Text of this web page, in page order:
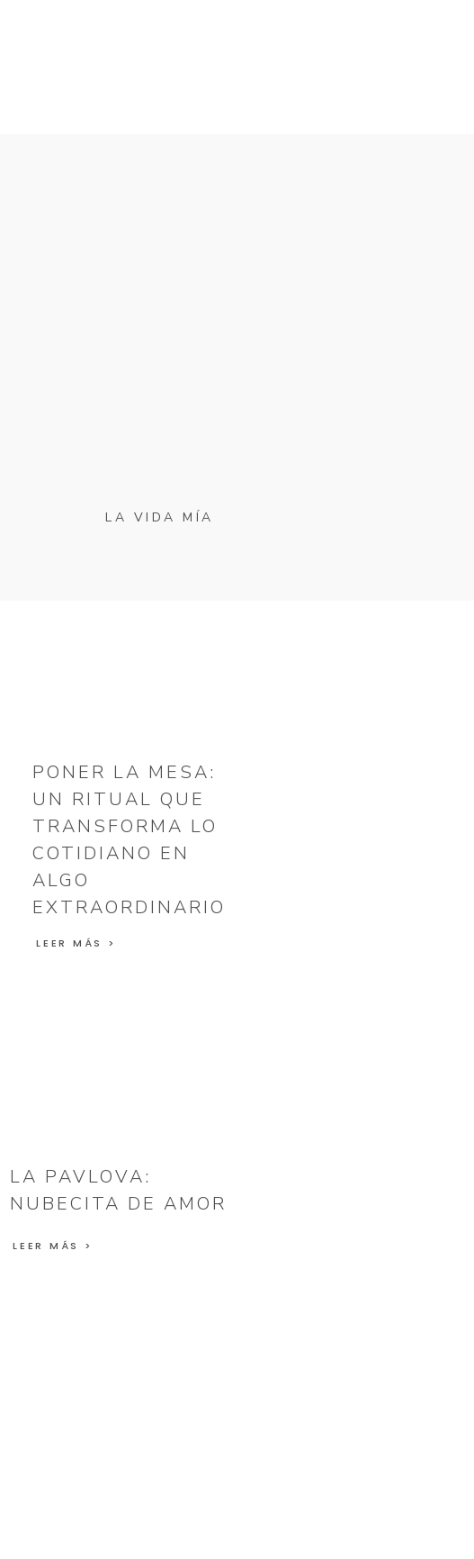
LA VIDA MÍA
PONER LA MESA:
UN RITUAL QUE
TRANSFORMA LO
COTIDIANO EN
ALGO
EXTRAORDINARIO
LEER MÁS >
LA PAVLOVA:
NUBECITA DE AMOR
LEER MÁS >